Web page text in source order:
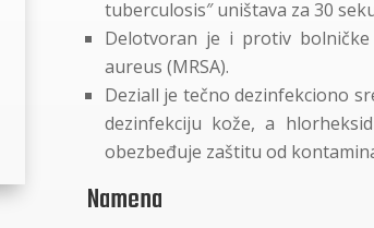
tuberculosis″uništava za 30
Delotvoran je i protiv
aureus (MRSA).
Deziall je tečno dezinfekciono
dezinfekciju kože, a
obezbeđuje zaštitu od
Namena